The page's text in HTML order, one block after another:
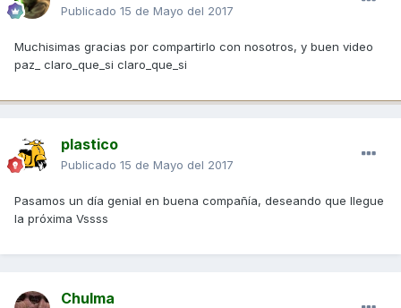
Publicado 15 de Mayo del 2017
Muchisimas gracias por compartirlo con nosotros, y buen video
paz_ claro_que_si claro_que_si
plastico
Publicado 15 de Mayo del 2017
Pasamos un día genial en buena compañía, deseando que llegue
la próxima Vssss
Chulma